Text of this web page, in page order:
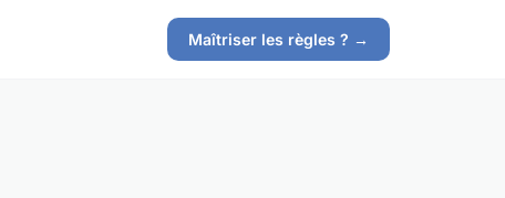
Maîtriser les règles ? →